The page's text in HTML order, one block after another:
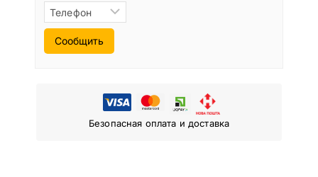
Сообщить
Безопасная оплата и доставка